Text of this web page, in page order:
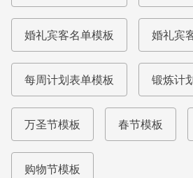
婚礼宾客名单模板 婚礼宾
每周计划表单模板 锻炼计
万圣节模板 春节模板
购物节模板